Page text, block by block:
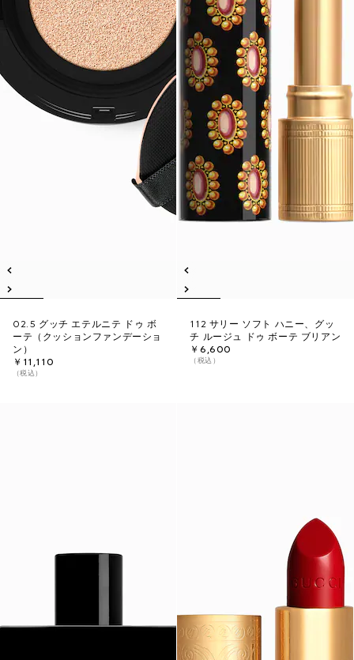
02.5 グッチ エテルニテ ドゥ ボ
ーテ（クッションファンデーショ
ン）
￥11,110
（税込）
112 サリー ソフト ハニー、グッ
チ ルージュ ドゥ ボーテ ブリアン
￥6,600
（税込）